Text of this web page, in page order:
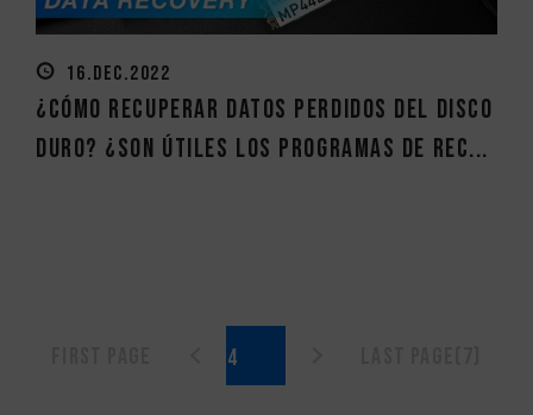
16.DEC.2022
¿Cómo recuperar datos perdidos del disco
duro? ¿Son útiles los programas de rec...